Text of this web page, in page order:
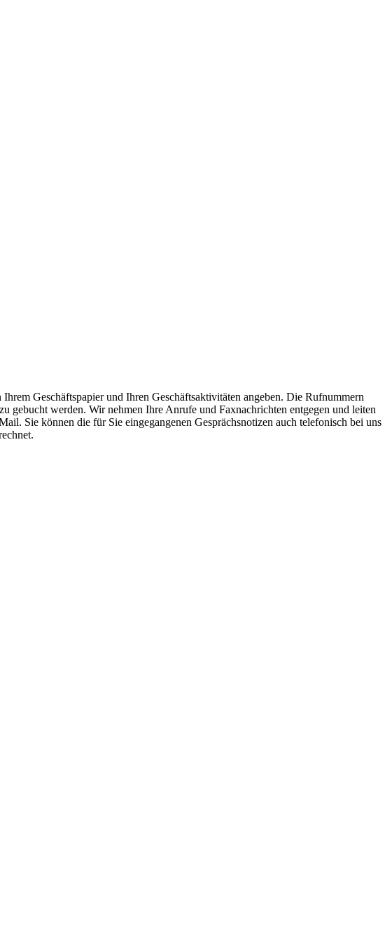
Geschäftspapier und Ihren Geschäftsaktivitäten angeben. Die Rufnummern
gebucht werden. Wir nehmen Ihre Anrufe und Faxnachrichten entgegen und leiten
Sie können die für Sie eingegangenen Gesprächsnotizen auch telefonisch bei uns